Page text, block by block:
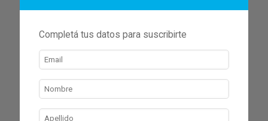
Completá tus datos para suscribirte